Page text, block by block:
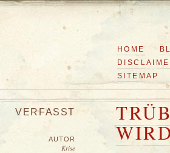
HOME
SITEMAP
VERFASST
AUTOR
Krise